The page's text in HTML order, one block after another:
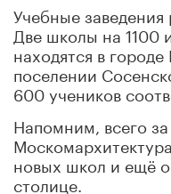
Учебные
Две школы на 1100
находятся в
поселении
600 учеников
Напомним, всего за
новых школ и ещё
столице.